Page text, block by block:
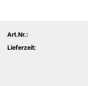
Art.Nr.:
Lieferzeit: